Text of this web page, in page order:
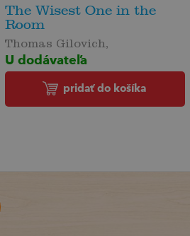
The Wisest One in the
Room
Thomas Gilovich,
U dodávateľa
pridať do košíka